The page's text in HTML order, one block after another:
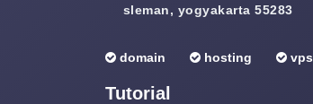
sleman, yogyakarta 55283
domain hosting vps
Tutorial